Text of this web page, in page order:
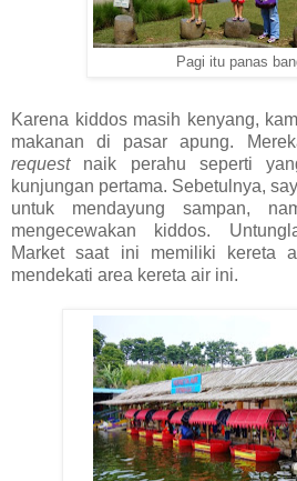
Pagi itu panas
Karena kiddos masih kenyang,
makanan di pasar apung.
requestnaik perahu seperti
kunjungan pertama. Sebetulnya,
untuk mendayung sampan,
mengecewakan kiddos.
Market saat ini memiliki kereta
mendekati area kereta air ini.